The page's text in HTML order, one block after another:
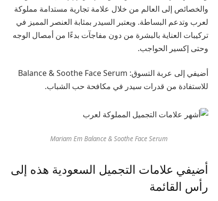
والخصائص إلى العالم من خلال علامة تجارية مستدامة مملوكة
لعرب وتدعم البساطة. ويعتبر السيدر بمثابة العنصر المميز في
تركيبات العناية بالبشرة من دون مفاجآت بدءًا من أمصال الوجه
وحتى إكسير الحواجب.
أضيفي إلى عربة التسوق: Balance & Soothe Face Serum
للاستفادة من قدرات سيدر في مكافحة حب الشباب.
Mariam Em Balance & Soothe Face Serum
أضيفي علامات التجميل السعودية هذه إلى
رأس القائمة